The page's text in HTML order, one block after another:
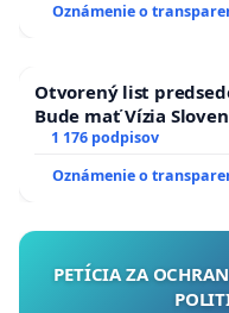
Oznámenie o
Otvorený list
Bude mať Vízia
1 176 podpisov
Oznámenie o
PETÍCIA ZA